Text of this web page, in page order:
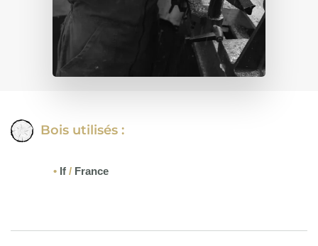
Bois utilisés :
• If / France